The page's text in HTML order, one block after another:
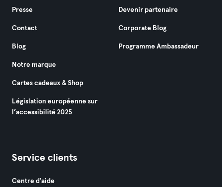
Presse
Contact
Blog
Notre marque
Cartes cadeaux & Shop
Législation européenne sur
l’accessibilité 2025
Devenir partenaire
Corporate Blog
Programme Ambassadeur
Service clients
Centre d'aide